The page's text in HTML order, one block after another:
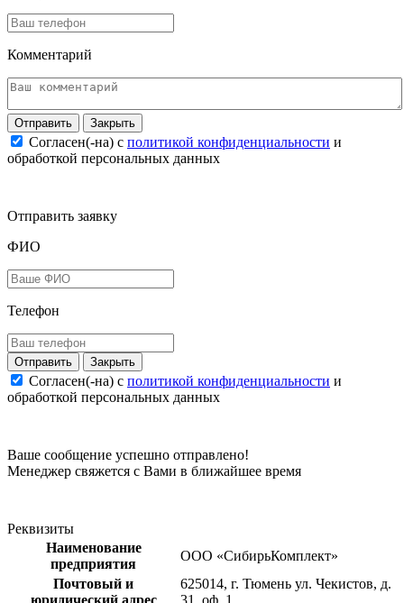
Комментарий
Закрыть
Согласен(-на) c политикой конфиденциальности и
обработкой персональных данных
Отправить заявку
ФИО
Телефон
Закрыть
Согласен(-на) c политикой конфиденциальности и
обработкой персональных данных
Ваше сообщение успешно отправлено!
Менеджер свяжется с Вами в ближайшее время
Реквизиты
Наименование
предприятия
ООО «СибирьКомплект»
Почтовый и
625014, г. Тюмень ул. Чекистов, д.